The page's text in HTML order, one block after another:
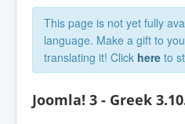
This page is not yet fully
language. Make a gift to
translating it! Click here to
Joomla! 3 - Greek